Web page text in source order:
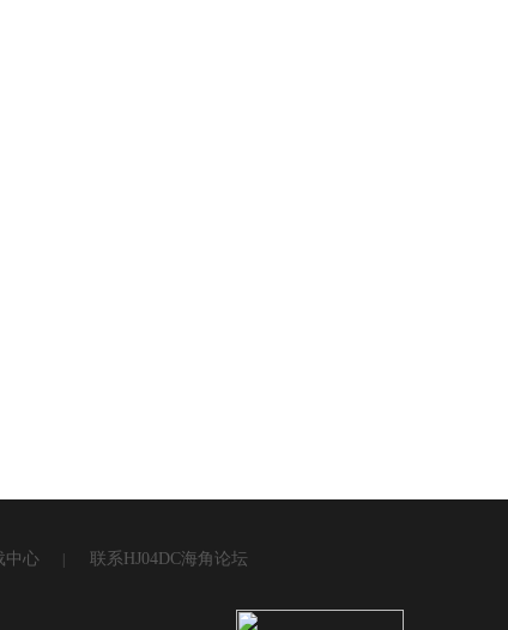
中心 联系HJ04DC海角论坛